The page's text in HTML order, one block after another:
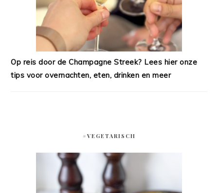
Op reis door de Champagne Streek? Lees hier onze
tips voor overnachten, eten, drinken en meer
#VEGETARISCH